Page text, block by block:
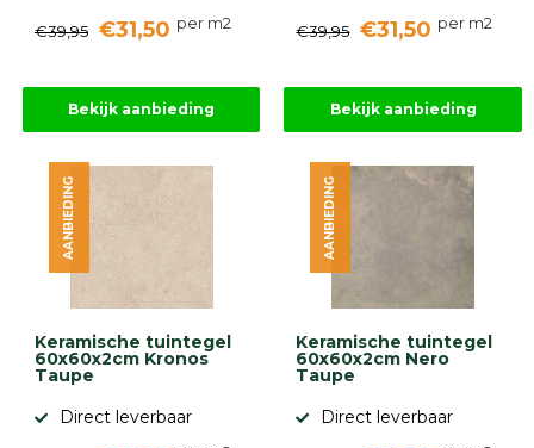
€39,95 €31,50 per m2
Bekijk aanbieding
€39,95 €31,50 per m2
Bekijk aanbieding
Keramische tuintegel
60x60x2cm Kronos
Taupe
Direct leverbaar
AANBIEDING
Keramische tuintegel
60x60x2cm Nero
Taupe
Direct leverbaar
AANBIEDING